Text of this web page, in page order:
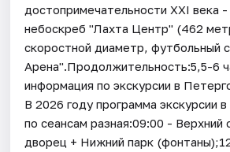
достопримечательности XXI века
небоскреб "Лахта Центр" (462
скоростной диаметр, футбольный
Арена".Продолжительность:5,5-6
информация по экскурсии в
В 2026 году программа экскурсии
по сеансам разная:09:00 - Верхний
дворец + Нижний парк